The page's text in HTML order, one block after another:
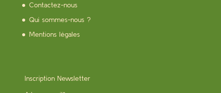
Contactez-nous
Qui sommes-nous ?
Mentions légales
Inscription Newsletter